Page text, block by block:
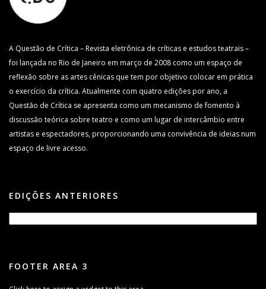
A Questão de Crítica – Revista eletrônica de críticas e estudos teatrais –
foi lançada no Rio de Janeiro em março de 2008 como um espaço de
reflexão sobre as artes cênicas que tem por objetivo colocar em prática
o exercício da crítica. Atualmente com quatro edições por ano, a
Questão de Crítica se apresenta como um mecanismo de fomento à
discussão teórica sobre teatro e como um lugar de intercâmbio entre
artistas e espectadores, proporcionando uma convivência de ideias num
espaço de livre acesso.
EDIÇÕES ANTERIORES
FOOTER AREA 3